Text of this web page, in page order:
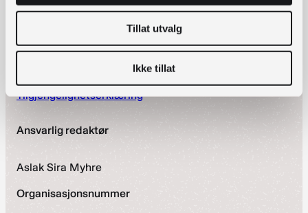
Tillat utvalg
Ikke tillat
Arrangementer
Kontakt oss
Tilgjengelighetserklæring
Ansvarlig redaktør
Aslak Sira Myhre
Organisasjonsnummer